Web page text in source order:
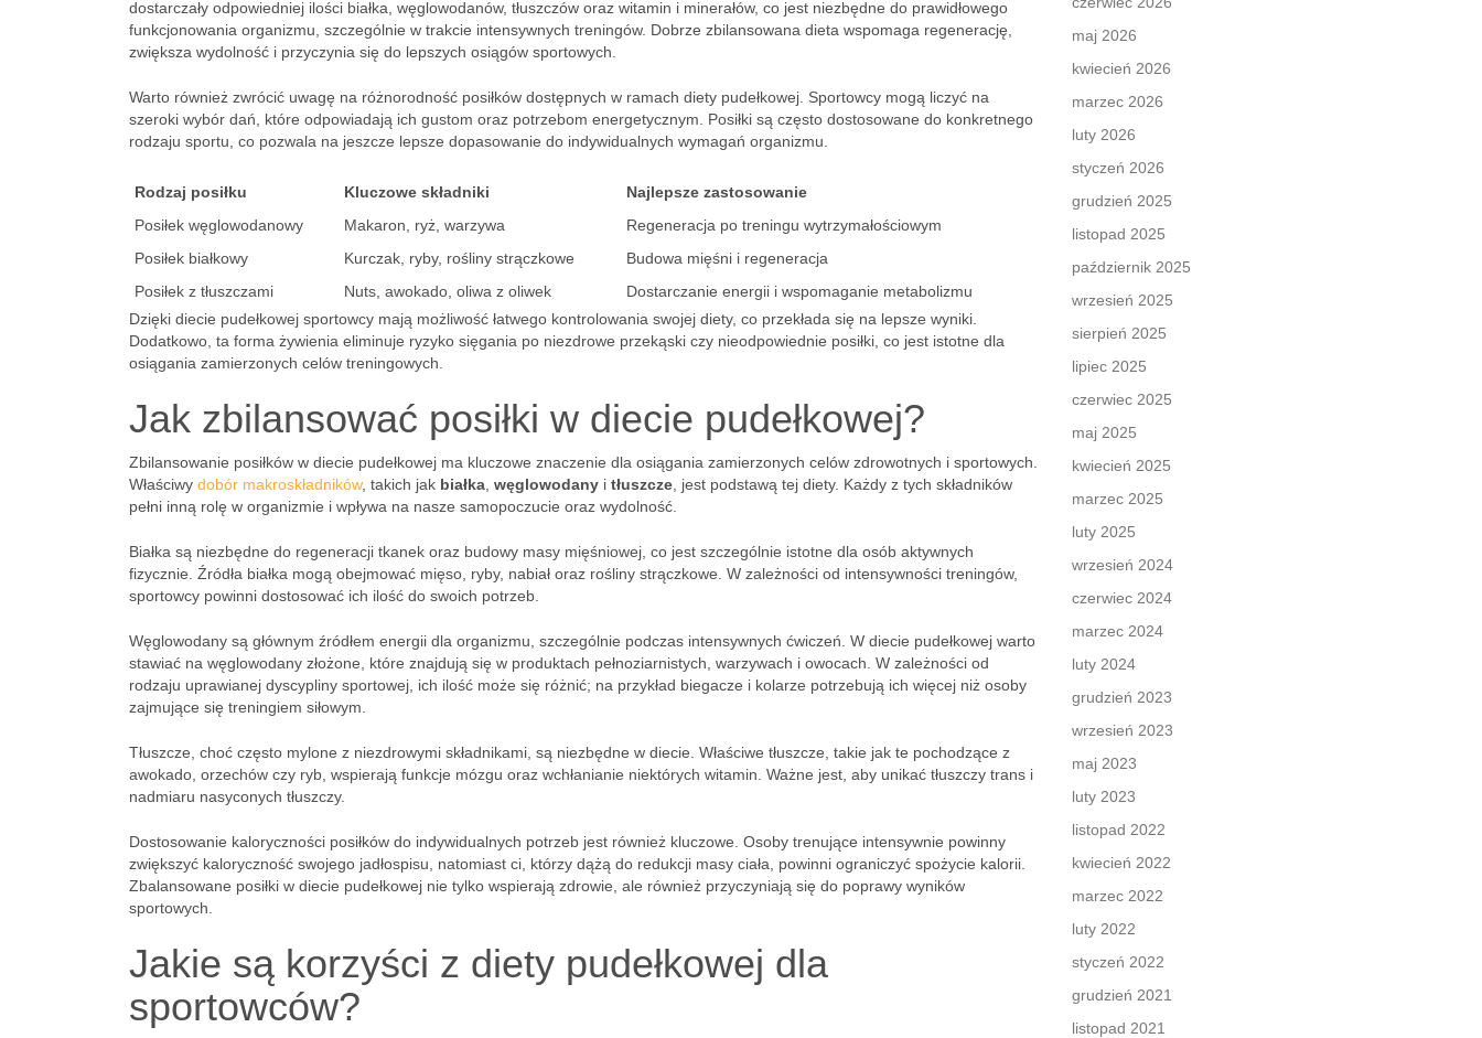
dostarczały odpowiedniej ilości białka, węglowodanów, tłuszczów oraz witamin i minerałów, co jest niezbędne do prawidłowego
funkcjonowania organizmu, szczególnie w trakcie intensywnych treningów. Dobrze zbilansowana dieta wspomaga regenerację,
zwiększa wydolność i przyczynia się do lepszych osiągów sportowych.
Warto również zwrócić uwagę na różnorodność posiłków dostępnych w ramach diety pudełkowej. Sportowcy mogą liczyć na
szeroki wybór dań, które odpowiadają ich gustom oraz potrzebom energetycznym. Posiłki są często dostosowane do konkretnego
rodzaju sportu, co pozwala na jeszcze lepsze dopasowanie do indywidualnych wymagań organizmu.
Rodzaj posiłku Kluczowe składniki
Najlepsze zastosowanie
Posiłek węglowodanowy
Makaron, ryż, warzywa
Regeneracja po treningu wytrzymałościowym
Posiłek białkowy
Kurczak, ryby, rośliny strączkowe
Budowa mięśni i regeneracja
Posiłek z tłuszczami
Nuts, awokado, oliwa z oliwek
Dostarczanie energii i wspomaganie metabolizmu
Dzięki diecie pudełkowej sportowcy mają możliwość łatwego kontrolowania swojej diety, co przekłada się na lepsze wyniki.
Dodatkowo, ta forma żywienia eliminuje ryzyko sięgania po niezdrowe przekąski czy nieodpowiednie posiłki, co jest istotne dla
osiągania zamierzonych celów treningowych.
Jak zbilansować posiłki w diecie pudełkowej?
Zbilansowanie posiłków w diecie pudełkowej ma kluczowe znaczenie dla osiągania zamierzonych celów zdrowotnych i sportowych.
Właściwy dobór makroskładników, takich jak białka węglowodany i tłuszcze , jest podstawą tej diety. Każdy z tych składników
pełni inną rolę w organizmie i wpływa na nasze samopoczucie oraz wydolność.
Białka są niezbędne do regeneracji tkanek oraz budowy masy mięśniowej, co jest szczególnie istotne dla osób aktywnych
fizycznie. Źródła białka mogą obejmować mięso, ryby, nabiał oraz rośliny strączkowe. W zależności od intensywności treningów,
sportowcy powinni dostosować ich ilość do swoich potrzeb.
Węglowodany są głównym źródłem energii dla organizmu, szczególnie podczas intensywnych ćwiczeń. W diecie pudełkowej warto
stawiać na węglowodany złożone, które znajdują się w produktach pełnoziarnistych, warzywach i owocach. W zależności od
rodzaju uprawianej dyscypliny sportowej, ich ilość może się różnić; na przykład biegacze i kolarze potrzebują ich więcej niż osoby
zajmujące się treningiem siłowym.
Tłuszcze, choć często mylone z niezdrowymi składnikami, są niezbędne w diecie. Właściwe tłuszcze, takie jak te pochodzące z
awokado, orzechów czy ryb, wspierają funkcje mózgu oraz wchłanianie niektórych witamin. Ważne jest, aby unikać tłuszczy trans i
nadmiaru nasyconych tłuszczy.
Dostosowanie kaloryczności posiłków do indywidualnych potrzeb jest również kluczowe. Osoby trenujące intensywnie powinny
zwiększyć kaloryczność swojego jadłospisu, natomiast ci, którzy dążą do redukcji masy ciała, powinni ograniczyć spożycie kalorii.
Zbalansowane posiłki w diecie pudełkowej nie tylko wspierają zdrowie, ale również przyczyniają się do poprawy wyników
sportowych.
Jakie są korzyści z diety pudełkowej dla
sportowców?
maj 2026
kwiecień 2026
marzec 2026
luty 2026
styczeń 2026
grudzień 2025
listopad 2025
październik 2025
wrzesień 2025
sierpień 2025
lipiec 2025
czerwiec 2025
maj 2025
kwiecień 2025
marzec 2025
luty 2025
wrzesień 2024
czerwiec 2024
marzec 2024
luty 2024
grudzień 2023
wrzesień 2023
maj 2023
luty 2023
listopad 2022
kwiecień 2022
marzec 2022
luty 2022
styczeń 2022
grudzień 2021
listopad 2021